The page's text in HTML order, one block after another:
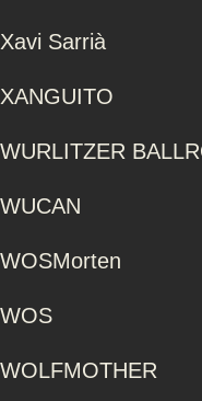
Xavi Sarrià
XANGUITO
WURLITZER
WUCAN
WOSMorten
WOS
WOLFMOTHER